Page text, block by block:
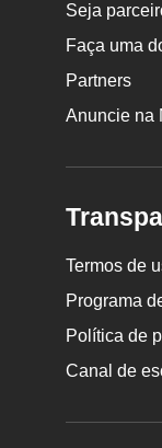
Seja
Faça uma
Partners
Anuncie na
Termos de
Programa
Política de
Canal de